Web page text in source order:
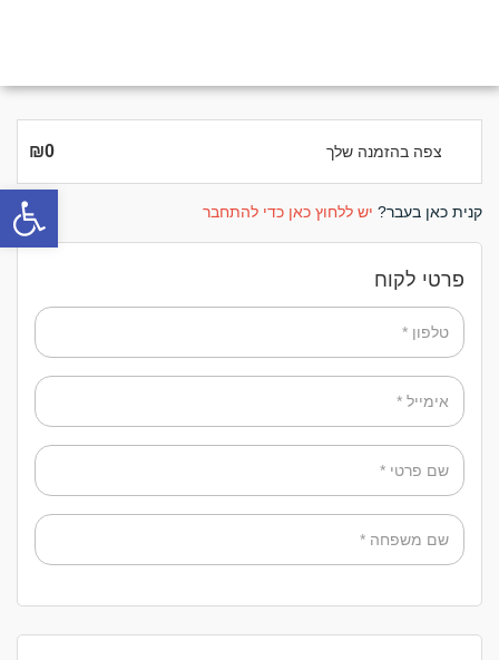
צפה בהזמנה שלך ₪0
קנית כאן בעבר? יש ללחוץ כאן כדי להתחבר
פרטי לקוח
טלפון *
אימייל *
שם פרטי *
שם משפחה *
פתח